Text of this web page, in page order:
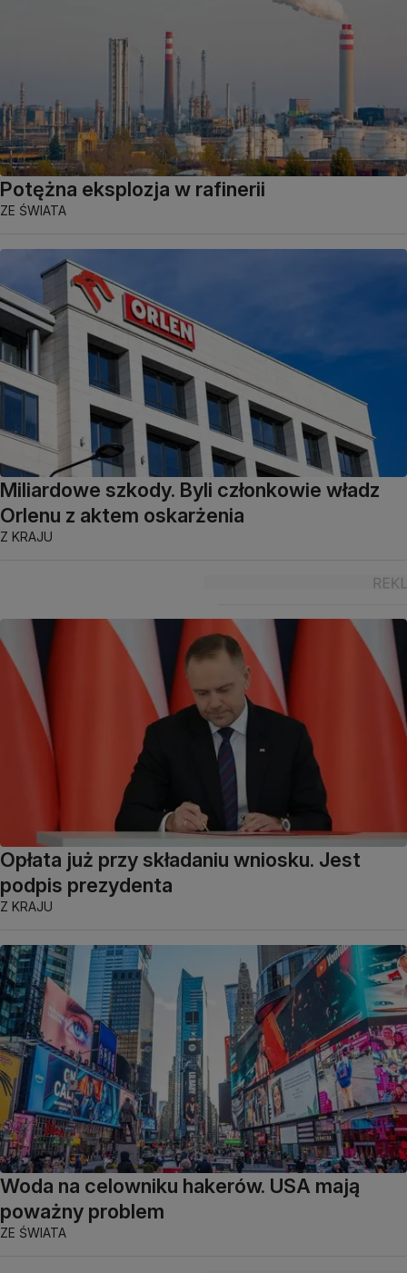
Potężna eksplozja w rafinerii
ZE ŚWIATA
Miliardowe szkody. Byli członkowie władz
Orlenu z aktem oskarżenia
Z KRAJU
Opłata już przy składaniu wniosku. Jest
podpis prezydenta
Z KRAJU
Woda na celowniku hakerów. USA mają
poważny problem
ZE ŚWIATA